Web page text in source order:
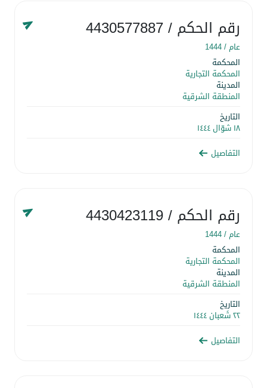
رقم الحكم/ 4430577887
عام /1444
المحكمة
المحكمة التجارية
المدينة
المنطقة الشرقية
التاريخ
١٨ شوّال ١٤٤٤
التفاصيل
رقم الحكم/ 4430423119
عام /1444
المحكمة
المحكمة التجارية
المدينة
المنطقة الشرقية
التاريخ
٢٢ شَعبان ١٤٤٤
التفاصيل